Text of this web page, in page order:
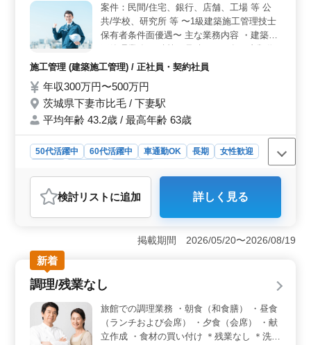
す。 ＜応募条件＞ 2級建築施工管理技士以上の資格
と普通自動車免許が必要です。建築施工管理の経験が5年
以上ある方が対象で、特に20年以上の経験者は条件面で
優遇されます。建設業界でのキャリアを活かし、新たな
チャレンジをしませんか？
案件：民間/住宅、銀行、店舗、工場 等 公
共/学校、研究所 等 〜1級建築施工管理技士
保有者条件面優遇〜 主な業務内容 ・建築施
成、施工図修正/チェック ・施主様との打合
費：全額支給 ・作業着支給 ・資格手当支給
あり ☆67歳現役活躍中 ☆2級建築士以上ま
たは2級建築施工管理技士以上歓迎企業 施工
管理経験経験者急募 お気軽にお問い合わせ
ください
施工管理 (建築施工管理) / 正社員・契約社員
年収300万円〜500万円
茨城県下妻市比毛 / 下妻駅
平均年齢 43.2歳 / 最高年齢 63歳
50代活躍中 60代活躍中 車通勤OK 長期
女性歓迎
おすすめポイント
＜キャリアアップ＞ 年収は300万円から500万円まで幅
広く、安定した収入が期待できます。1級建築施工管理技
士保有者は条件面で優遇されます。また、2級建築士以上
や2級建築施工管理技士以上も歓迎されています。 ＜
働きやすさ＞ 完全週休2日制で土日休み、車通勤可能で
利便性も高いです。交通費は全額支給され、作業着も支
給されるため、業務に集中できます。また、資格手当も
業務内容＞ 民間や公共工事の受注を行う企業で、建築
施工管理業務を担当していただきます。積算や見積も
り、施工図の修正やチェックなど、幅広い業務に携わり
検討リスト に追加 詳しく見る
掲載期間 2026/05/20〜2026/08/19
新着
調理/残業なし
旅館での調理業務 ・朝食（和食膳） ・昼食
（ランチおよび会席） ・夕食（会席） ・献
立作成 ・食材の買い付け ＊残業なし ＊洗い